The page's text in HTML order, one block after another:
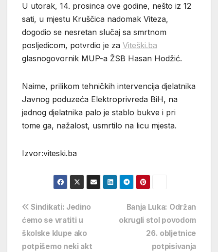
U utorak, 14. prosinca ove godine, nešto iz 12
sati, u mjestu Kruščica nadomak Viteza,
dogodio se nesretan slučaj sa smrtnom
posljedicom, potvrdio je za Viteški.ba
glasnogovornik MUP-a ŽSB Hasan Hodžić.
Naime, prilikom tehničkih intervencija djelatnika
Javnog poduzeća Elektroprivreda BiH, na
jednog djelatnika palo je stablo bukve i pri
tome ga, nažalost, usmrtilo na licu mjesta.
Izvor:viteski.ba
Navigacija
objava
Banja Luka: Održan
okrugli stol povodom
26. obljetnice
potpisivanja
Sindikati: Jedino
ćemo se vratiti u
školske klupe ako
potpišemo neki akt